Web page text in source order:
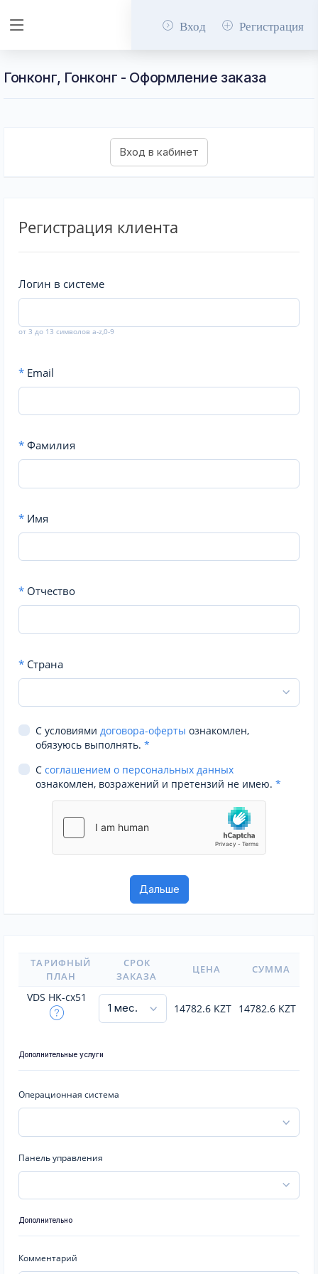
Вход Регистрация
Гонконг, Гонконг - Оформление заказа
Регистрация клиента
Логин в системе
от 3 до 13 символов a-z,0-9
* Email
* Фамилия
* Имя
* Отчество
* Страна
С условиями договора-оферты ознакомлен,
обязуюсь выполнять. *
С соглашением о персональных данных
ознакомлен, возражений и претензий не имею. *
ТАРИФНЫЙ
ПЛАН
СРОК
ЗАКАЗА
ЦЕНА СУММА
VDS HK-cx51
14782.6 KZT 14782.6 KZT
Дополнительные услуги
Операционная система
Панель управления
Дополнительно
Комментарий